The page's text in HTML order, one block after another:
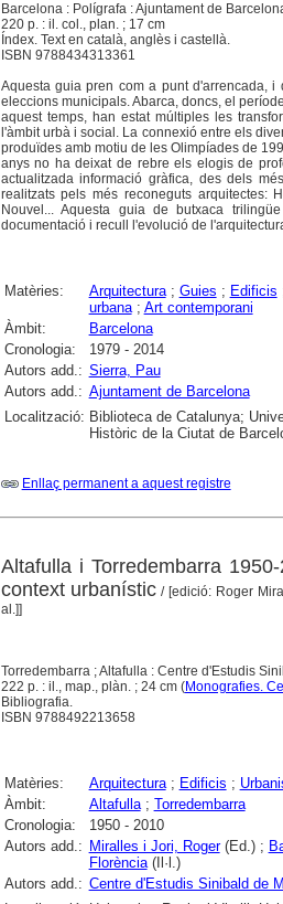
Barcelona : Polígrafa : Ajuntament de
220 p. : il. col., plan. ; 17 cm
Índex. Text en català, anglès i castellà.
ISBN 9788434313361
Aquesta guia pren com a punt d'arrencada,
eleccions municipals. Abarca, doncs, el
aquest temps, han estat múltiples les
l'àmbit urbà i social. La connexió entre els
produïdes amb motiu de les Olimpíades de
anys no ha deixat de rebre els elogis de
actualitzada informació gràfica, des dels
realitzats pels més reconeguts arquitectes:
Nouvel... Aquesta guia de butxaca
documentació i recull l'evolució de
Matèries: Arquitectura; Guies ; Edificis
urbana; Art contemporani
Àmbit:
Barcelona
Cronologia:
1979 - 2014
Autors add.: Sierra, Pau
Autors add.: Ajuntament de Barcelona
Localització: Biblioteca de Catalunya;
Històric de la Ciutat de
Enllaç permanent a aquest registre
Altafulla i Torredembarra
context urbanístic / [edició: Roger
al.]]
Torredembarra ; Altafulla : Centre d'Estudis
222 p. : il., map., plàn. ; 24 cm (Monografies.
Bibliografia.
ISBN 9788492213658
Matèries: Arquitectura; Edificis ;
Àmbit:
Altafulla; Torredembarra
Cronologia:
1950 - 2010
Autors add.: Miralles i Jori, Roger(Ed.) ;
Florència(Il·l.)
Autors add.: Centre d'Estudis Sinibald de